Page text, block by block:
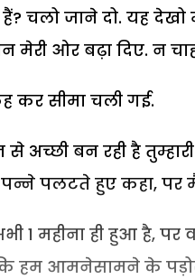
हैं? चलो जाने दो. यह
मेरी ओर बढ़ा दिए. न
कर सीमा चली गई.
से अच्छी बन रही है
पन्ने पलटते हुए कहा, पर
1 महीना ही हुआ है,
हम आमनेसामने के